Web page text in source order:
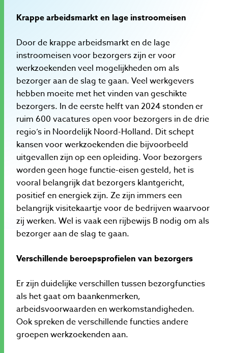
Krappe arbeidsmarkt en lage instroomeisen
Door de krappe arbeidsmarkt en de lage
instroomeisen voor bezorgers zijn er voor
werkzoekenden veel mogelijkheden om als
bezorger aan de slag te gaan. Veel werkgevers
hebben moeite met het vinden van geschikte
bezorgers. In de eerste helft van 2024 stonden er
ruim 600 vacatures open voor bezorgers in de drie
regio’s in Noordelijk Noord-Holland. Dit schept
kansen voor werkzoekenden die bijvoorbeeld
uitgevallen zijn op een opleiding. Voor bezorgers
worden geen hoge functie-eisen gesteld, het is
vooral belangrijk dat bezorgers klantgericht,
positief en energiek zijn. Ze zijn immers een
belangrijk visitekaartje voor de bedrijven waarvoor
zij werken. Wel is vaak een rijbewijs B nodig om als
bezorger aan de slag te gaan.
Verschillende beroepsprofielen van bezorgers
Er zijn duidelijke verschillen tussen bezorgfuncties
als het gaat om baankenmerken,
arbeidsvoorwaarden en werkomstandigheden.
Ook spreken de verschillende functies andere
groepen werkzoekenden aan.